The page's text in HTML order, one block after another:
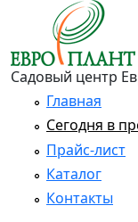
Перейти к
Садовый центр
Главная
Сегодня в
Прайс-лист
Каталог
Контакты